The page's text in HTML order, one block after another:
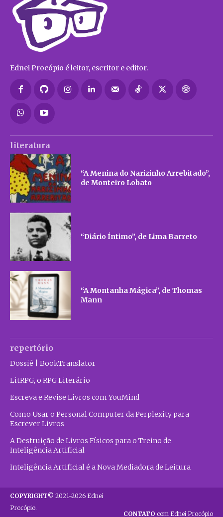
Ednei Procópio é leitor, escritor e editor.
literatura
“A Menina do Narizinho Arrebitado”,
de Monteiro Lobato
“Diário Íntimo”, de Lima Barreto
“A Montanha Mágica”, de Thomas
Mann
repertório
Dossiê | BookTranslator
LitRPG, o RPG Literário
Escreva e Revise Livros com YouMind
Como Usar o Personal Computer da Perplexity para
Escrever Livros
A Destruição de Livros Físicos para o Treino de
Inteligência Artificial
Inteligência Artificial é a Nova Mediadora de Leitura
COPYRIGHT© 2021-2026 Ednei
Procópio.
CONTATO com Ednei Procópio